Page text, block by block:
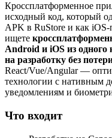
Кроссплатформенное
исходный код, который
APK в RuStore и как
ищете
Android и iOS из одного
на разработку без
React/Vue/Angular —
технологии с нативным
уведомлениям и
Что входит